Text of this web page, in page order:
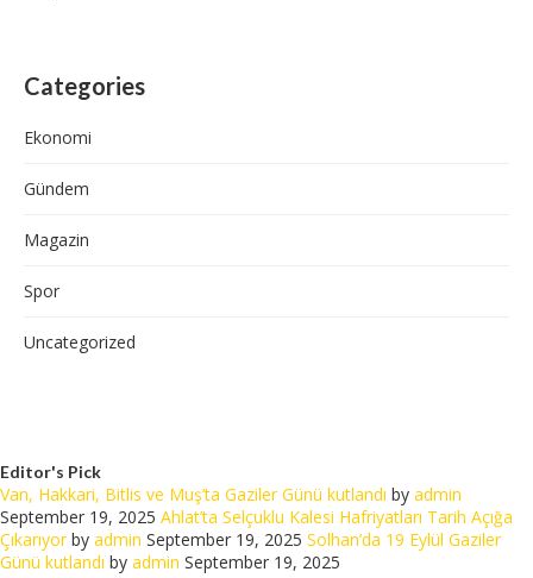
Categories
Ekonomi
Gündem
Magazin
Spor
Uncategorized
Editor's Pick
Van, Hakkari, Bitlis ve Muş’ta Gaziler Günü kutlandı by admin
September 19, 2025 Ahlat’ta Selçuklu Kalesi Hafriyatları Tarih Açığa
Çıkarıyorby admin September 19, 2025 Solhan’da 19 Eylül Gaziler
Günü kutlandı by admin September 19, 2025